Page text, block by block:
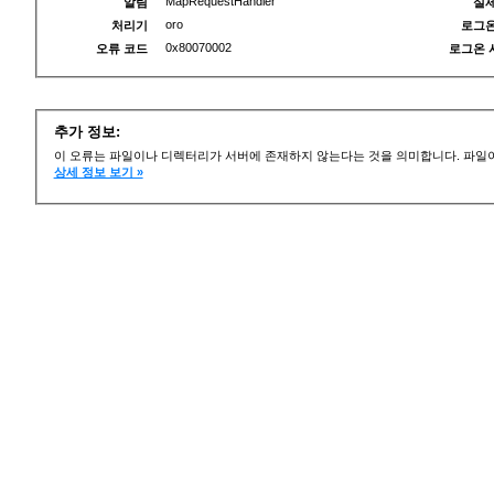
처리기
oro
오류 코드
0x80070002
로그
로그온
추가 정보:
이 오류는 파일이나 디렉터리가 서버에 존재하지 않는다는 것을 의미합니다. 파
상세 정보 보기 »